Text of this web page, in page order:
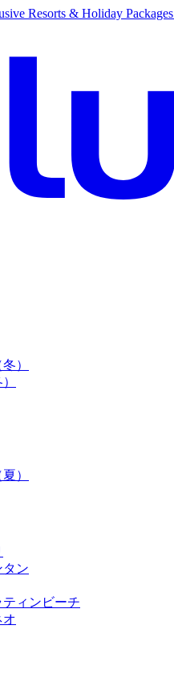
Resorts & Holiday Packages
）
）
タン
ィンビーチ
オ